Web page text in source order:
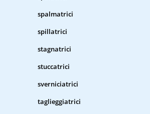
spalmatrici
spillatrici
stagnatrici
stuccatrici
sverniciatrici
taglieggiatrici